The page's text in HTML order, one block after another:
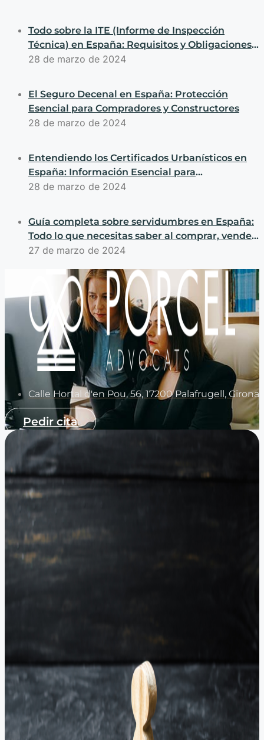
Todo sobre la ITE (Informe de Inspección
Técnica) en España: Requisitos y Obligaciones
para Compradores y Vendedores
28 de marzo de 2024
El Seguro Decenal en España: Protección
Esencial para Compradores y Constructores
28 de marzo de 2024
Entendiendo los Certificados Urbanísticos en
España: Información Esencial para
Transacciones de Propiedades
28 de marzo de 2024
Guía completa sobre servidumbres en España:
Todo lo que necesitas saber al comprar, vender
o construir propiedades
27 de marzo de 2024
Calle Hortal d'en Pou, 56, 17200 Palafrugell, Girona
Pedir cita